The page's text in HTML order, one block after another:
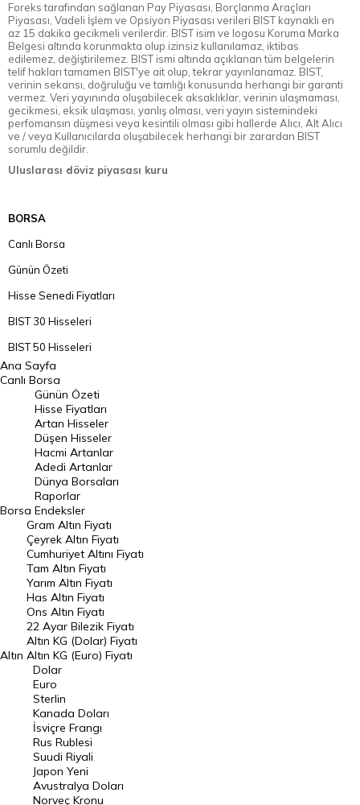
Foreks tarafından sağlanan Pay Piyasası, Borçlanma Araçları
Piyasası, Vadeli İşlem ve Opsiyon Piyasası verileri BIST kaynaklı en
az 15 dakika gecikmeli verilerdir. BIST isim ve logosu Koruma Marka
Belgesi altında korunmakta olup izinsiz kullanılamaz, iktibas
edilemez, değiştirilemez. BIST ismi altında açıklanan tüm belgelerin
telif hakları tamamen BIST'ye ait olup, tekrar yayınlanamaz. BIST,
verinin sekansı, doğruluğu ve tamlığı konusunda herhangi bir garanti
vermez. Veri yayınında oluşabilecek aksaklıklar, verinin ulaşmaması,
gecikmesi, eksik ulaşması, yanlış olması, veri yayın sistemindeki
perfomansın düşmesi veya kesintili olması gibi hallerde Alıcı, Alt Alıcı
ve / veya Kullanıcılarda oluşabilecek herhangi bir zarardan BIST
sorumlu değildir.
Uluslarası döviz piyasası kuru
BORSA
Canlı Borsa
Günün Özeti
Hisse Senedi Fiyatları
BIST 30 Hisseleri
BIST 50 Hisseleri
BIST 100 Hisseleri
En Çok Artan Hisseler
En Çok Düşen Hisseler
Hacmi Artanlar
Geçmiş Kapanışlar
Dünya Borsaları
Raporlar
Endeksler
DÖVİZ
Döviz Kuru
Dolar Kuru
Euro Kuru
Pound Kuru
Frank Kuru
Riyal Kuru
Avustralya Doları
Danimarka Kronu Kuru
Ana Sayfa
Canlı Borsa
Borsa
Günün Özeti
Hisse Fiyatları
Artan Hisseler
Düşen Hisseler
Hacmi Artanlar
Adedi Artanlar
Dünya Borsaları
Raporlar
Endeksler
Altın
Gram Altın Fiyatı
Çeyrek Altın Fiyatı
Cumhuriyet Altını Fiyatı
Tam Altın Fiyatı
Yarım Altın Fiyatı
Has Altın Fiyatı
Ons Altın Fiyatı
22 Ayar Bilezik Fiyatı
Altın KG (Dolar) Fiyatı
Altın KG (Euro) Fiyatı
Dolar
Euro
Sterlin
Kanada Doları
İsviçre Frangı
Rus Rublesi
Suudi Riyali
Japon Yeni
Avustralya Doları
Norveç Kronu